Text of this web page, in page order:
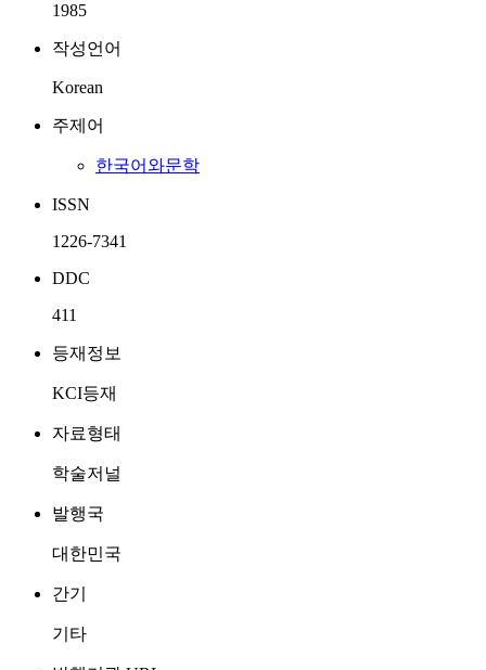
1985
작성언어
Korean
주제어
한국어와문학
ISSN
1226-7341
DDC
411
등재정보
KCI등재
자료형태
학술저널
발행국
대한민국
간기
기타